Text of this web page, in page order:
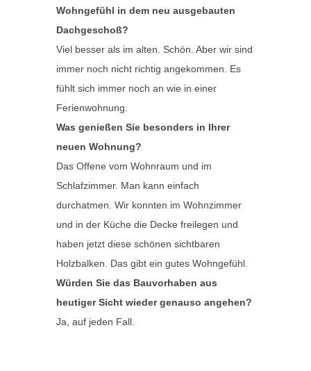
Wohngefühl in dem neu ausgebauten
Dachgeschoß?
Viel besser als im alten. Schön. Aber wir sind
immer noch nicht richtig angekommen. Es
fühlt sich immer noch an wie in einer
Ferienwohnung.
Was genießen Sie besonders in Ihrer
neuen Wohnung?
Das Offene vom Wohnraum und im
Schlafzimmer. Man kann einfach
durchatmen. Wir konnten im Wohnzimmer
und in der Küche die Decke freilegen und
haben jetzt diese schönen sichtbaren
Holzbalken. Das gibt ein gutes Wohngefühl.
Würden Sie das Bauvorhaben aus
heutiger Sicht wieder genauso angehen?
Ja, auf jeden Fall.